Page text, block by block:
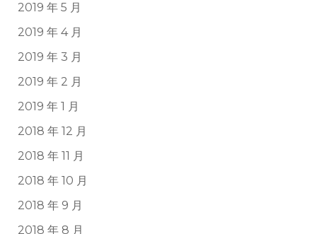
2019 年 5 月
2019 年 4 月
2019 年 3 月
2019 年 2 月
2019 年 1 月
2018 年 12 月
2018 年 11 月
2018 年 10 月
2018 年 9 月
2018 年 8 月